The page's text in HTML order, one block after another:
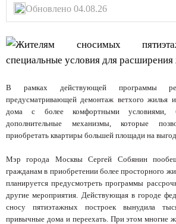
Обновлено 04.08.26
В рамках действующей программы
предусматривающей демонтаж ветхого жилья
дома с более комфортными условиями,
дополнительные механизмы, которые
приобретать квартиры большей площади на
Мэр города Москвы Сергей Собянин
гражданам в приобретении более просторного
планируется предусмотреть программы
другие мероприятия. Действующая в городе
сносу пятиэтажных построек вынудила
привычные дома и переехать. При этом многие